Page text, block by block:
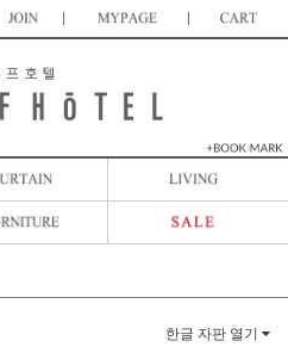
한글 자판 열기